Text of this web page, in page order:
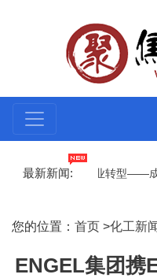
最新新闻:
驱动制造业转型——成都浪尖
您的位置： 首页 >化工新
ENGEL集团携